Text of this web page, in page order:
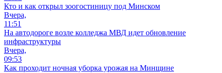
Кто и как открыл зоогостиницу под Минском
Вчера,
11:51
На автодороге возле колледжа МВД идет обновление
инфраструктуры
Вчера,
09:53
Как проходит ночная уборка урожая на Минщине